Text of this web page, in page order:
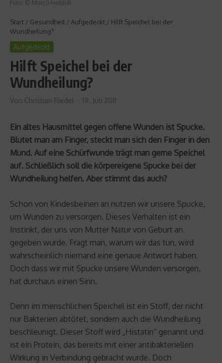
Foto: © Marcü Heibloh
Start / Gesundheit / Aufgedeckt / Hilft Speichel bei der
Wundheilung?
Aufgedeckt
Hilft Speichel bei der
Wundheilung?
Von Christian Riedel 19. Juli 2011
Ein altes Hausmittel gegen offene Wunden ist Spucke.
Blutet man am Finger, steckt man sich den Finger in den
Mund. Auf eine Schürfwunde trägt man gerne Speichel
auf. Schließlich soll die körpereigene Spucke bei der
Wundheilung helfen. Aber stimmt das auch?
Schon von Kindesbeinen an nutzen wir unsere Spucke,
um Wunden zu versorgen. Dieses Verhalten ist ein
Instinkt, der uns von Mutter Natur von Geburt an
gegeben wurde. Fragt man, warum wir das tun, wird
wahrscheinlich niemand eine genaue Antwort haben.
Doch dass wir mit Spucke unsere Wunden versorgen,
hat durchaus einen Sinn.
Denn im menschlichen Speichel ist ein Stoff, der nicht
nur Bakterien abtötet, sondern auch die Wundheilung
beschleunigt. Dieser Stoff wird „Histatin“ genannt und
ist ein Protein, das bereits mit einer antibakteriellen
Wirkung in Verbindung gebracht wurde. Doch